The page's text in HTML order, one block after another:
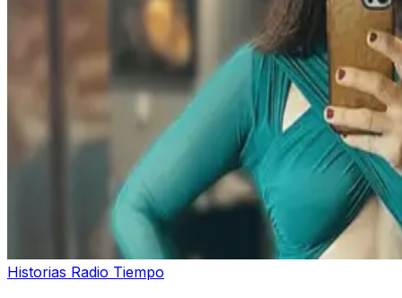
Historias Radio Tiempo